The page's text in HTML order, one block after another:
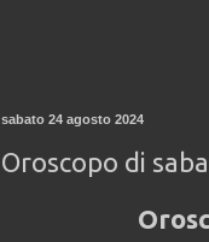
sabato 24 agosto 2024
Oroscopo di